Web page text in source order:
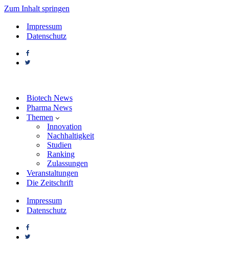
Zum Inhalt springen
Impressum
Datenschutz
Biotech News
Pharma News
Themen
Innovation
Nachhaltigkeit
Studien
Ranking
Zulassungen
Veranstaltungen
Die Zeitschrift
Impressum
Datenschutz